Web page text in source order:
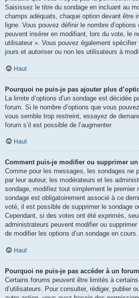
Saisissez le titre du sondage en incluant au
champs adéquats, chaque option devant être
ligne. Vous pouvez définir le nombre
peuvent insérer en modifiant, lors du vote, le
utilisateur ». Vous pouvez également
jours et autoriser ou non les utilisateurs à
Haut
Pourquoi ne puis-je pas ajouter plus
La limite d’options d’un sondage est décidée
forum. Si le nombre d’options que vous
vous semble trop restreint, essayez de
forum s’il est possible de l’augmenter.
Haut
Comment puis-je modifier ou supprimer
Comme pour les messages, les sondages ne
par leur auteur, les modérateurs et les
sondage, modifiez tout simplement le premier
sondage est obligatoirement associé à ce
voté, il est possible de supprimer le sondage
Cependant, si des votes ont été exprimés,
administrateurs peuvent modifier ou
de modifier les options d’un sondage en cours.
Haut
Pourquoi ne puis-je pas accéder à un
Certains forums peuvent être limités à
d’utilisateurs. Pour consulter, rédiger, publier